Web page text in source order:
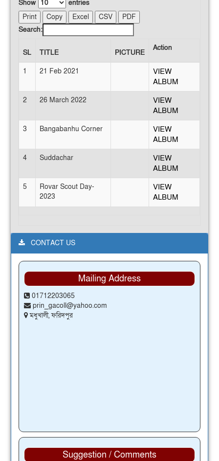
Show
entries
Print
Copy Excel CSV
PDF
Search:
SL TITLE PICTURE
Action
1 21 Feb 2021
VIEW
ALBUM
2 26 March 2022
VIEW
ALBUM
3 Bangabanhu Corner
VIEW
ALBUM
4 Suddachar
VIEW
ALBUM
5
Rovar Scout Day-
2023
VIEW
ALBUM
CONTACT US
Mailing Address
01712203065
prin_gacoll@yahoo.com
মধুখালী, ফরিদপুর
Suggestion / Comments